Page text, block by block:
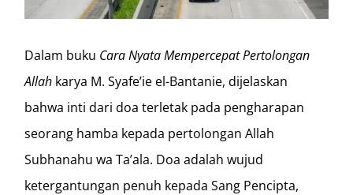
Dalam buku Cara Nyata Mempercepat Pertolongan
Allah karya M. Syafe’ie el-Bantanie, dijelaskan
bahwa inti dari doa terletak pada pengharapan
seorang hamba kepada pertolongan Allah
Subhanahu wa Ta’ala. Doa adalah wujud
ketergantungan penuh kepada Sang Pencipta,